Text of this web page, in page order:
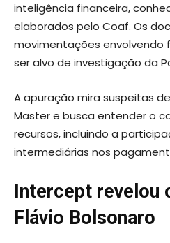
inteligência financeira,
elaborados pelo Coaf. Os
movimentações envolvendo
ser alvo de investigação da
A apuração mira suspeitas
Master e busca entender o
recursos, incluindo a
intermediárias nos
Intercept revelou
Flávio Bolsonaro